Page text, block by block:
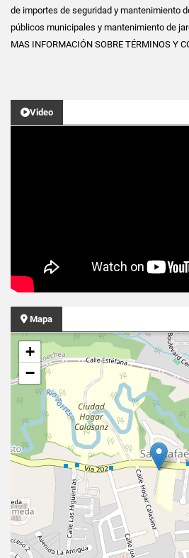
de importes de seguridad y mantenimiento
públicos municipales y mantenimiento de
MAS INFORMACIÓN SOBRE TÉRMINOS Y
Video
Mapa
+
−